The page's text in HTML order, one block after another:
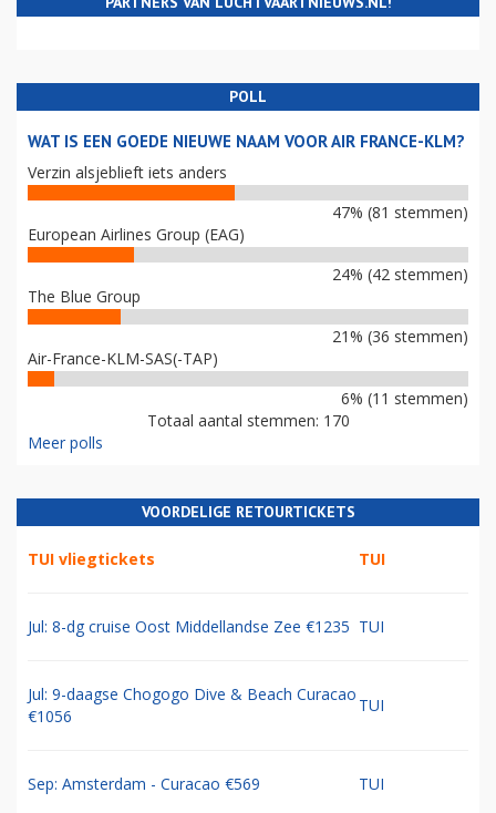
POLL
WAT IS EEN GOEDE NIEUWE NAAM VOOR AIR FRANCE-KLM?
Verzin alsjeblieft iets anders
47% (81 stemmen)
European Airlines Group (EAG)
24% (42 stemmen)
The Blue Group
21% (36 stemmen)
Air-France-KLM-SAS(-TAP)
6% (11 stemmen)
Totaal aantal stemmen: 170
Meer polls
VOORDELIGE RETOURTICKETS
TUI vliegtickets TUI
Jul: 8-dg cruise Oost Middellandse Zee €1235 TUI
Jul: 9-daagse Chogogo Dive & Beach Curacao
€1056
TUI
Sep: Amsterdam - Curacao €569 TUI